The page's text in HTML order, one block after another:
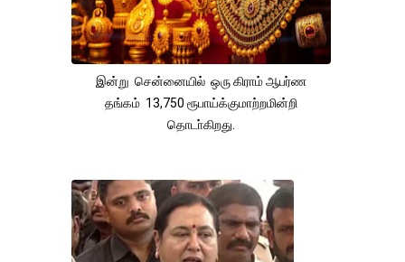
இன்று சென்னையில் ஒரு கிராம் ஆபர்ண
தங்கம் 13,750 ரூபாய்க்குமாற்றமின்றி
தொடா்கிறது.